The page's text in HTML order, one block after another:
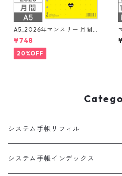
A5_2026年マンスリー 月間ブ
ロック + LOVEドット罫 シス
テム手帳リフィル
¥748
20%OFF
システム手帳リフィル
A5
システム手帳インデックス